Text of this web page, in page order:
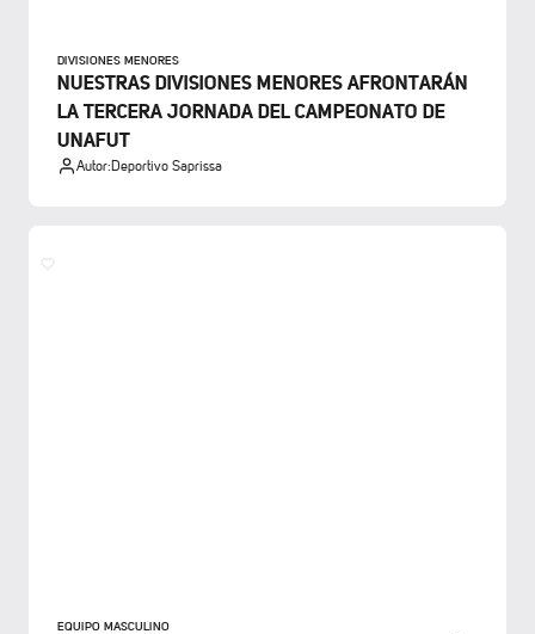
DIVISIONES MENORES
NUESTRAS DIVISIONES MENORES AFRONTARÁN
LA TERCERA JORNADA DEL CAMPEONATO DE
UNAFUT
Autor:Deportivo Saprissa
EQUIPO MASCULINO